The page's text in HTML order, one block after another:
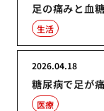
足の痛みと血
生活
糖尿病で足が
2026.04.18
医療